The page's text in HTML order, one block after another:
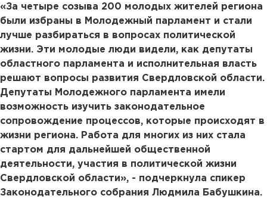
«За четыре созыва 200 молодых жителей региона
были избраны в Молодежный парламент и стали
лучше разбираться в вопросах политической
жизни. Эти молодые люди видели, как депутаты
областного парламента и исполнительная власть
решают вопросы развития Свердловской области.
Депутаты Молодежного парламента имели
возможность изучить законодательное
сопровождение процессов, которые происходят в
жизни региона. Работа для многих из них стала
стартом для дальнейшей общественной
деятельности, участия в политической жизни
Свердловской области», - подчеркнула спикер
Законодательного собрания Людмила Бабушкина.